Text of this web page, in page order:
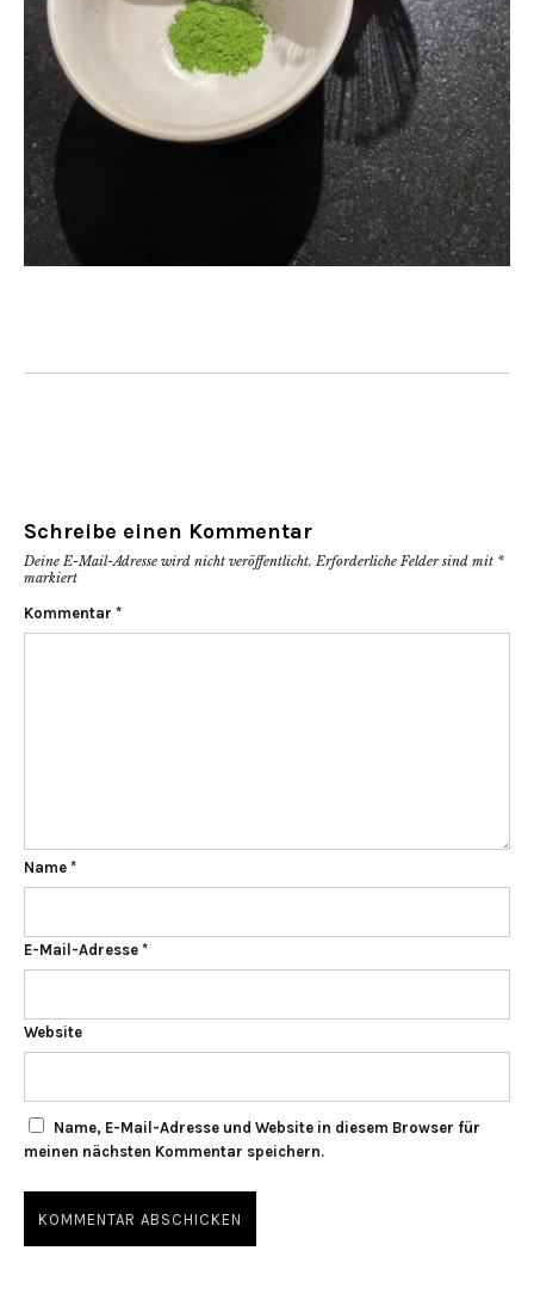
Schreibe einen Kommentar
Deine E-Mail-Adresse wird nicht veröffentlicht. Erforderliche Felder sind mit *
markiert
Kommentar *
Name *
E-Mail-Adresse *
Website
Name, E-Mail-Adresse und Website in diesem Browser für
meinen nächsten Kommentar speichern.